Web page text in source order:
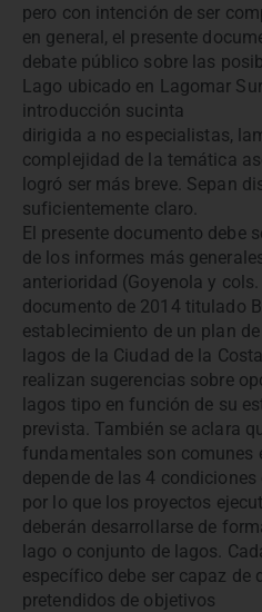
pero con intención de ser
en general, el presente
debate público sobre las
Lago ubicado en Lagomar
introducción sucinta
dirigida a no especialistas,
complejidad de la temática
logró ser más breve. Sepan
suficientemente claro.
El presente documento debe
de los informes más
anterioridad (Goyenola y
documento de 2014 titulado
establecimiento de un plan
lagos de la Ciudad de la
realizan sugerencias sobre
lagos tipo en función de su
prevista. También se aclara
fundamentales son comunes
depende de las 4
por lo que los proyectos
deberán desarrollarse de
lago o conjunto de lagos.
específico debe ser capaz de
pretendidos de objetivos